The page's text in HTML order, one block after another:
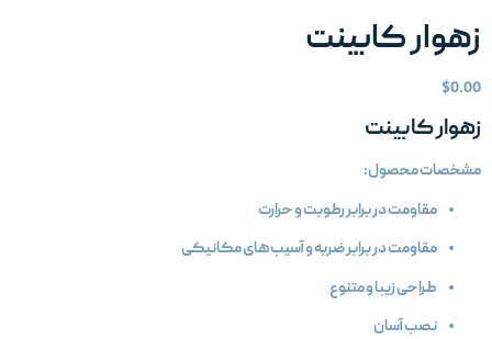
کابینت
$
کابینت
محصول:
مقاومت در برابر رطوبت و حرارت
مقاومت در برابر ضربه و آسیب‌های مکانیکی
طراحی زیبا و متنوع
نصب آسان